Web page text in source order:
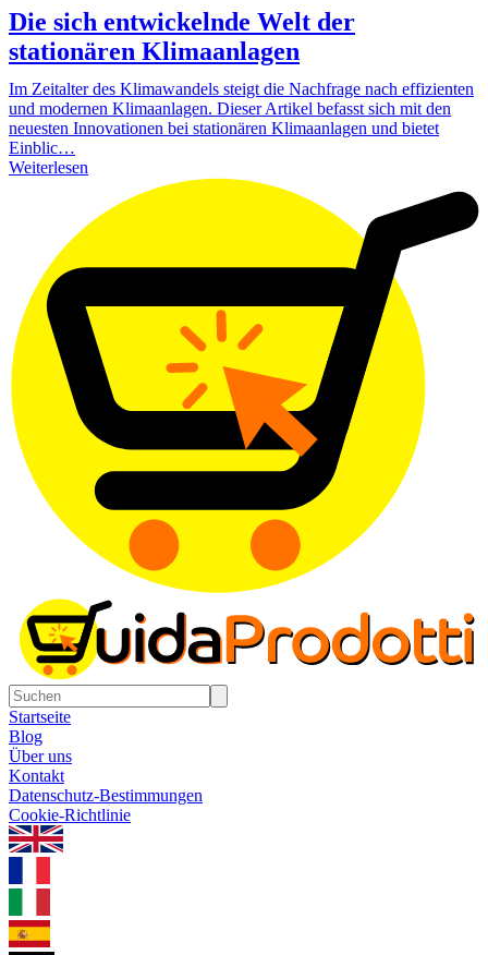
Die sich entwickelnde Welt der
stationären Klimaanlagen
Im Zeitalter des Klimawandels steigt die Nachfrage nach effizienten
und modernen Klimaanlagen. Dieser Artikel befasst sich mit den
neuesten Innovationen bei stationären Klimaanlagen und bietet
Einblic…
Weiterlesen
Startseite
Blog
Über uns
Kontakt
Datenschutz-Bestimmungen
Cookie-Richtlinie